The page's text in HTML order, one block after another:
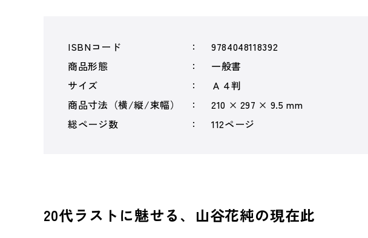
ISBNコード
9784048118392
商品形態
一般書
サイズ
Ａ４判
商品寸法（横/縦/束幅）
210 × 297 × 9.5 mm
総ページ数
112ページ
20代ラストに魅せる、山谷花純の現在此